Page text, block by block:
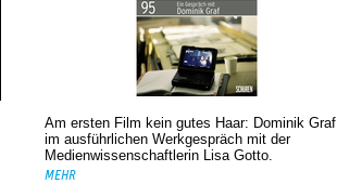
Am ersten Film kein gutes Haar: Dominik Graf
im ausführlichen Werkgespräch mit der
Medienwissenschaftlerin Lisa Gotto.
MEHR